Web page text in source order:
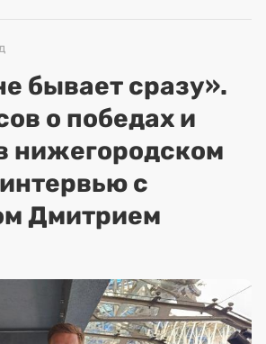
бывает сразу».
о победах и
нижегородском
с
Дмитрием